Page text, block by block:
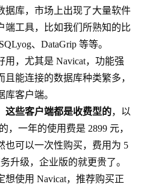
据库，市场上出现了大量软件
端工具，比如我们所熟知的比
、DataGrip 等等。
，尤其是 Navicat，功能强
能连接的数据库种类繁多，
客户端。
这些客户端都是收费型的，以
，一年的使用费是 2899 元，
也可以一次性购买，费用为 5
升级，企业版的就更贵了。
想使用 Navicat，推荐购买正